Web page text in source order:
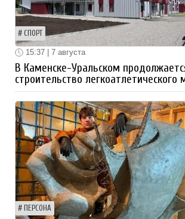
СПОРТ
15:37 | 7 августа
В Каменске-Уральском
строительство легкоатлетического
ПЕРСОНА